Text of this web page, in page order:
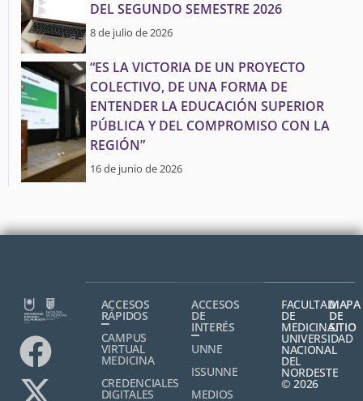
DEL SEGUNDO SEMESTRE 2026
8 de julio de 2026
“ES LA VICTORIA DE UN PROYECTO
COLECTIVO, DE UNA FORMA DE
ENTENDER LA EDUCACIÓN SUPERIOR
PÚBLICA Y DEL COMPROMISO CON LA
REGIÓN”
16 de junio de 2026
ACCESOS
RÁPIDOS
CAMPUS
VIRTUAL
MEDICINA
CREDENCIALES
DIGITALES
ACCESOS
DE
INTERÉS
UNNE
ISSUNNE
MEDIOS
FACULTAD
DE
MEDICINA,
UNIVERSIDAD
NACIONAL
DEL
NORDESTE
© 2026
MAPA
DE
SITIO